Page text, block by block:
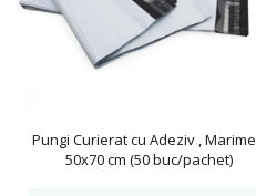
Pungi Curierat cu Adeziv ,
50x70 cm (50 buc/pachet)